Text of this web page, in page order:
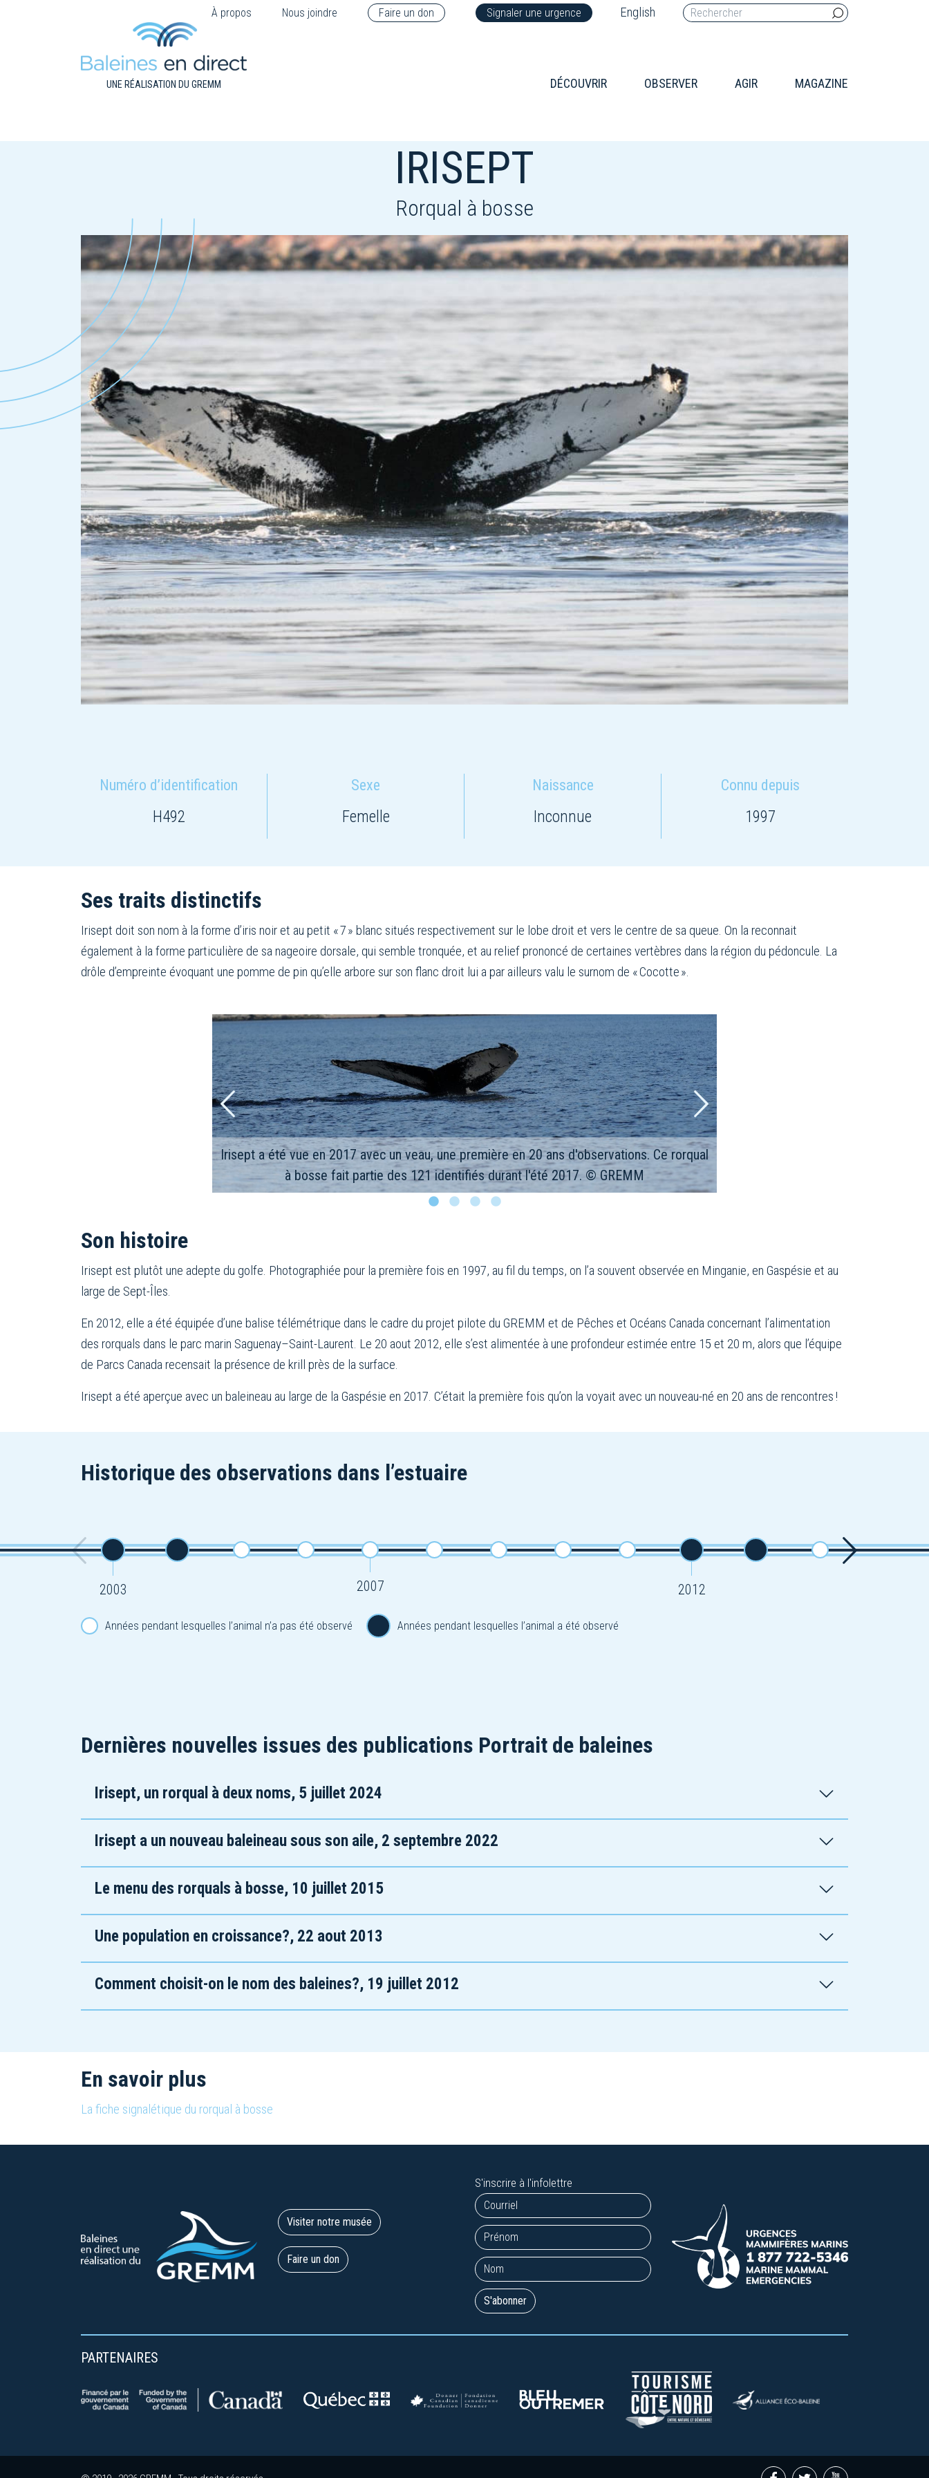
À propos Nous joindre Faire un don Signaler une urgence English
UNE RÉALISATION DU GREMM DÉCOUVRIR OBSERVER AGIR MAGAZINE
IRISEPT
Rorqual à bosse
Numéro d’identification
H492
Sexe
Femelle
Naissance
Inconnue
Connu depuis
1997
Ses traits distinctifs
Irisept doit son nom à la forme d’iris noir et au petit « 7 » blanc situés respectivement sur le lobe droit et vers le centre de sa queue. On la reconnait
également à la forme particulière de sa nageoire dorsale, qui semble tronquée, et au relief prononcé de certaines vertèbres dans la région du pédoncule. La
drôle d’empreinte évoquant une pomme de pin qu’elle arbore sur son flanc droit lui a par ailleurs valu le surnom de « Cocotte ».
Irisept a été vue en 2017 avec un veau, une première en 20 ans d'observations. Ce rorqual
à bosse fait partie des 121 identifiés durant l'été 2017. © GREMM
Son histoire
Irisept est plutôt une adepte du golfe. Photographiée pour la première fois en 1997, au fil du temps, on l’a souvent observée en Minganie, en Gaspésie et au
large de Sept-Îles.
En 2012, elle a été équipée d’une balise télémétrique dans le cadre du projet pilote du GREMM et de Pêches et Océans Canada concernant l’alimentation
des rorquals dans le parc marin Saguenay–Saint-Laurent. Le 20 aout 2012, elle s’est alimentée à une profondeur estimée entre 15 et 20 m, alors que l’équi­pe
de Parcs Canada recensait la présence de krill près de la surface.
Irisept a été aperçue avec un baleineau au large de la Gaspésie en 2017. C’était la première fois qu’on la voyait avec un nouveau-né en 20 ans de rencontres !
Historique des observations dans l’estuaire
2003 2007 2012
Années pendant lesquelles l’animal n’a pas été observé Années pendant lesquelles l’animal a été observé
Dernières nouvelles issues des publications Portrait de baleines
Irisept, un rorqual à deux noms, 5 juillet 2024
Irisept a un nouveau baleineau sous son aile, 2 septembre 2022
Le menu des rorquals à bosse, 10 juillet 2015
Une population en croissance?, 22 aout 2013
Comment choisit-on le nom des baleines?, 19 juillet 2012
En savoir plus
La fiche signalétique du rorqual à bosse
Visiter notre musée
Faire un don
S'inscrire à l'infolettre
PARTENAIRES